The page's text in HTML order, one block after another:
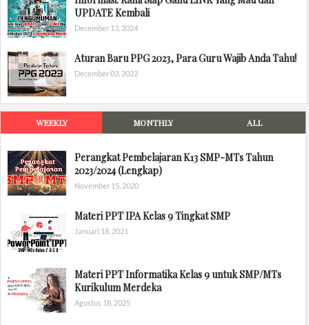
UPDATE Kembali
December 13, 2024
Aturan Baru PPG 2023, Para Guru Wajib Anda Tahu!
December 03, 2022
WEEKLY MONTHLY ALL
Perangkat Pembelajaran K13 SMP-MTs Tahun
2023/2024 (Lengkap)
November 15, 2020
Materi PPT IPA Kelas 9 Tingkat SMP
Januari 18, 2021
Materi PPT Informatika Kelas 9 untuk SMP/MTs
Kurikulum Merdeka
Agustus 18, 2025